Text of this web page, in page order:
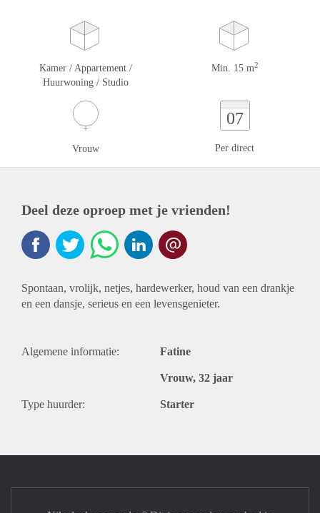
Kamer / Appartement /
Huurwoning / Studio
Min. 15 m2
Vrouw
07
Per direct
Deel deze oproep met je vrienden!
Spontaan, vrolijk, netjes, hardewerker, houd van een drankje
en een dansje, serieus en een levensgenieter.
Algemene informatie: Fatine
Vrouw, 32 jaar
Type huurder: Starter